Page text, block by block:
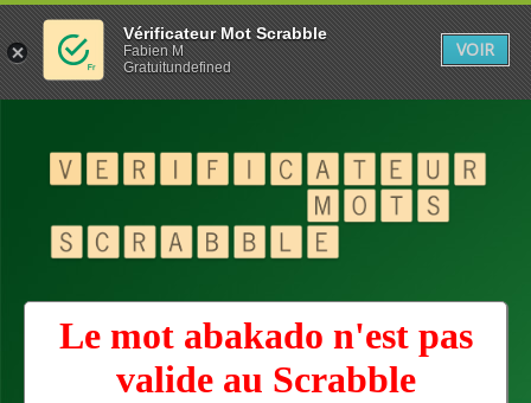
Le mot abakado n'est pas
valide au Scrabble
Vérificateur Mot Scrabble
Fabien M
Gratuitundefined
VOIR